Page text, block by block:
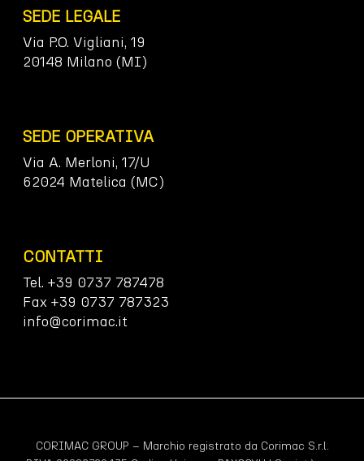
SEDE LEGALE
Via P.O. Vigliani, 19
20148 Milano (MI)
SEDE OPERATIVA
Via A. Merloni, 17/U
62024 Matelica (MC)
CONTATTI
Tel. +39 0737 787478
Fax +39 0737 787323
info@corimac.it
CORIMAC GROUP – Marchio registrato da Corimac S.r.l.